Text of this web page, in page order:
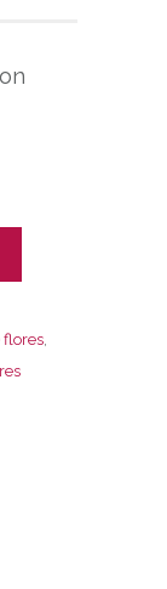
flores